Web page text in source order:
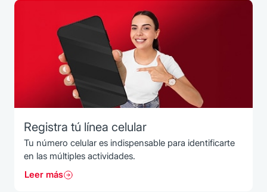
Registra tú línea celular
Tu número celular es indispensable para identificarte
en las múltiples actividades.
Leer más